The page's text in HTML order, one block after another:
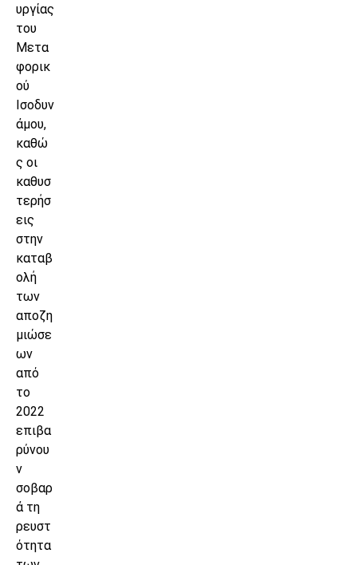
υργίας
του
Μετα
φορικ
ού
Ισοδυν
άμου,
καθώ
ς οι
καθυσ
τερήσ
εις
στην
καταβ
ολή
των
αποζη
μιώσε
ων
από
το
2022
επιβα
ρύνου
ν
σοβαρ
ά τη
ρευστ
ότητα